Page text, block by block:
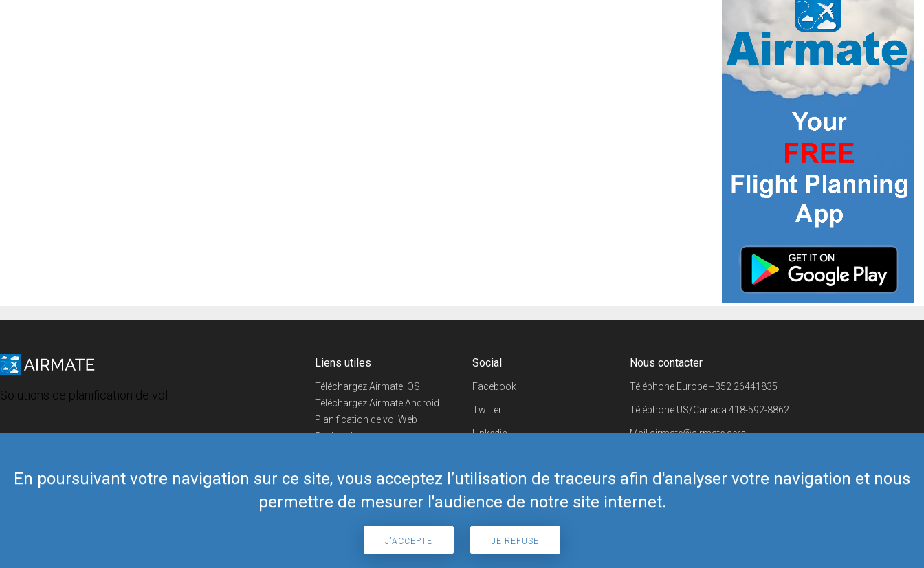
En poursuivant votre navigation sur ce site, vous acceptez l’utilisation de traceurs afin d'analyser votre navigation et nous
permettre de mesurer l'audience de notre site internet.
J'ACCEPTE JE REFUSE
Solutions de planification de vol
Liens utiles
Téléchargez Airmate iOS
Téléchargez Airmate Android
Planification de vol Web
Recherche
Boutique Airmate
Social
Facebook
Twitter
Linkedin
Telegram
Nous contacter
Téléphone Europe+352 26441835
Téléphone US/Canada 418-592-8862
Mailairmate@airmate.aero